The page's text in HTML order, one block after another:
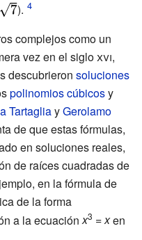
).
complejos como un
vez en el sigloxvi,
descubrieron soluciones
polinomioscúbicosy
TartagliayGerolamo
de que estas fórmulas,
en soluciones reales,
de raíces cuadradas de
en la fórmula de
de la forma
x^{3}=px+q}
a la ecuaciónx3 =xen